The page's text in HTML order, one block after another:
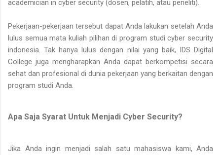
academician in cyber security (dosen, pelatih, atau peneliti).
Pekerjaan-pekerjaan tersebut dapat Anda lakukan setelah Anda
lulus semua mata kuliah pilihan di program studi cyber security
indonesia. Tak hanya lulus dengan nilai yang baik, IDS Digital
College juga mengharapkan Anda dapat berkompetisi secara
sehat dan profesional di dunia pekerjaan yang berkaitan dengan
program studi Anda.
Apa Saja Syarat Untuk Menjadi Cyber Security?
Jika Anda ingin menjadi salah satu mahasiswa kami, Anda